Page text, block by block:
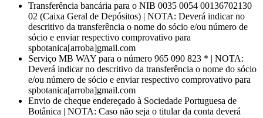
Transferência bancária para o NIB 0035 0054 00136702130
02 (Caixa Geral de Depósitos) | NOTA: Deverá indicar no
descritivo da transferência o nome do sócio e/ou número de
sócio e enviar respectivo comprovativo para
spbotanica[arroba]gmail.com
Serviço MB WAY para o número 965 090 823 * | NOTA:
Deverá indicar no descritivo da transferência o nome do sócio
e/ou número de sócio e enviar respectivo comprovativo para
spbotanica[arroba]gmail.com
Envio de cheque endereçado à Sociedade Portuguesa de
Botânica | NOTA: Caso não seja o titular da conta deverá